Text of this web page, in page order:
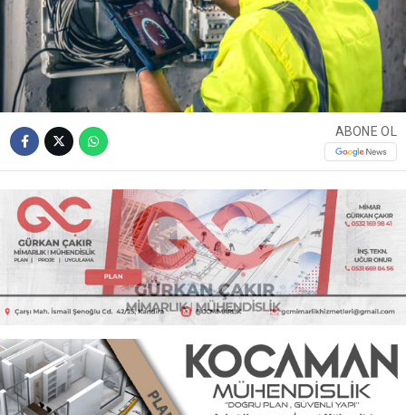
ABONE OL
Sakarya Elektrik Dağıtım A.Ş. (SEDAŞ), Kocaeli’nin
Kandıra ilçesinde 10 Haziran 2026 Çarşamba günü
planlı elektrik kesintisi uygulanacağını açıkladı. Şebeke
bakım ve iyileştirme çalışmaları kapsamında
gerçekleştirilecek kesinti, ilçenin farklı mahalle ve
mevkilerini etkileyecek.
Elektrikler 09.00’da Kesilecek, 17.00’de Verilecek